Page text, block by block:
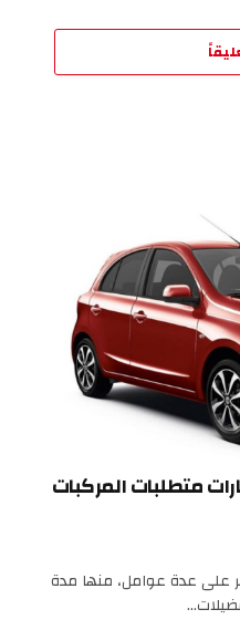
متطلبات المركبات
على عدة عوامل، منها مدة